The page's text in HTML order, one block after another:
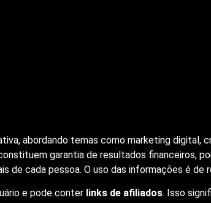
abordando temas como marketing digital,
garantia de resultados financeiros,
de cada pessoa. O uso das informações é de
e pode conter links de afiliados. Isso